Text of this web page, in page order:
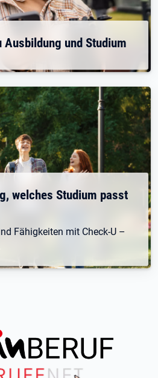
und Studium
welches Studium passt
Fähigkeiten mit Check-U –